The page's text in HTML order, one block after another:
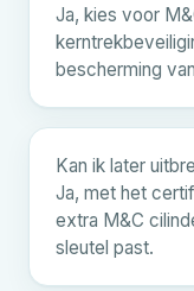
Ja, kies voor
bescherming
Kan ik later
Ja, met het
extra M&C
sleutel past.